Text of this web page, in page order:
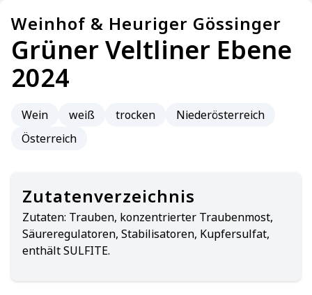
Weinhof & Heuriger Gössinger
Grüner Veltliner Ebene
2024
Wein weiß trocken
Niederösterreich
Österreich
Zutatenverzeichnis
Zutaten: Trauben, konzentrierter Traubenmost,
Säureregulatoren, Stabilisatoren, Kupfersulfat,
enthält SULFITE.